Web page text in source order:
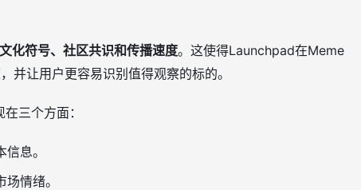
文化符号、社区共识和传播速度。这使得Launchpad在Meme
并让用户更容易识别值得观察的标的。
三个方面：
息。
情绪。